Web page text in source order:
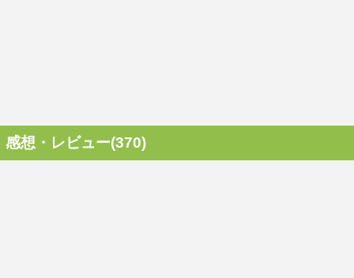
感想・レビュー(370)